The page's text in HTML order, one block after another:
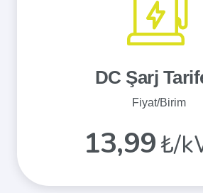
DC Şarj
Fiyat/Birim
13,99₺/